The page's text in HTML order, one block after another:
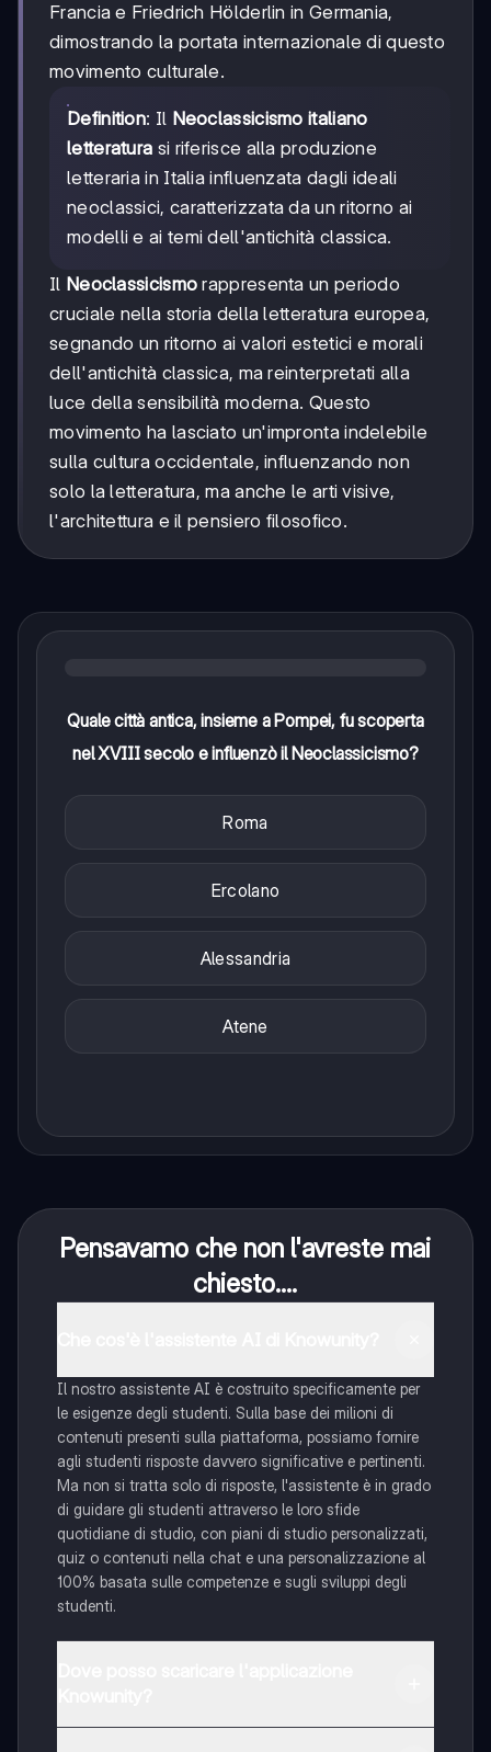
Francia e Friedrich Hölderlin in Germania,
dimostrando la portata internazionale di questo
movimento culturale.
Definition: Il Neoclassicismo italiano
letteratura si riferisce alla produzione
letteraria in Italia influenzata dagli ideali
neoclassici, caratterizzata da un ritorno ai
modelli e ai temi dell'antichità classica.
Il Neoclassicismo rappresenta un periodo
cruciale nella storia della letteratura europea,
segnando un ritorno ai valori estetici e morali
dell'antichità classica, ma reinterpretati alla
luce della sensibilità moderna. Questo
movimento ha lasciato un'impronta indelebile
sulla cultura occidentale, influenzando non
solo la letteratura, ma anche le arti visive,
l'architettura e il pensiero filosofico.
Quale città antica, insieme a Pompei, fu scoperta
nel XVIII secolo e influenzò il Neoclassicismo?
Roma
Ercolano
Alessandria
Atene
Pensavamo che non l'avreste mai
chiesto....
Il nostro assistente AI è costruito specificamente per
le esigenze degli studenti. Sulla base dei milioni di
contenuti presenti sulla piattaforma, possiamo fornire
agli studenti risposte davvero significative e pertinenti.
Ma non si tratta solo di risposte, l'assistente è in grado
di guidare gli studenti attraverso le loro sfide
quotidiane di studio, con piani di studio personalizzati,
quiz o contenuti nella chat e una personalizzazione al
100% basata sulle competenze e sugli sviluppi degli
studenti.